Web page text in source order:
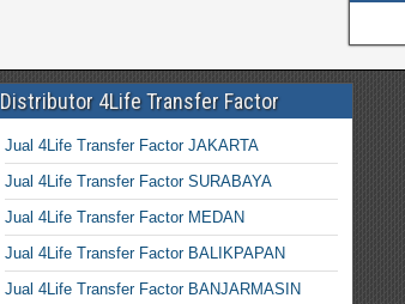
Distributor 4Life Transfer Factor
Jual 4Life Transfer Factor JAKARTA
Jual 4Life Transfer Factor SURABAYA
Jual 4Life Transfer Factor MEDAN
Jual 4Life Transfer Factor BALIKPAPAN
Jual 4Life Transfer Factor BANJARMASIN